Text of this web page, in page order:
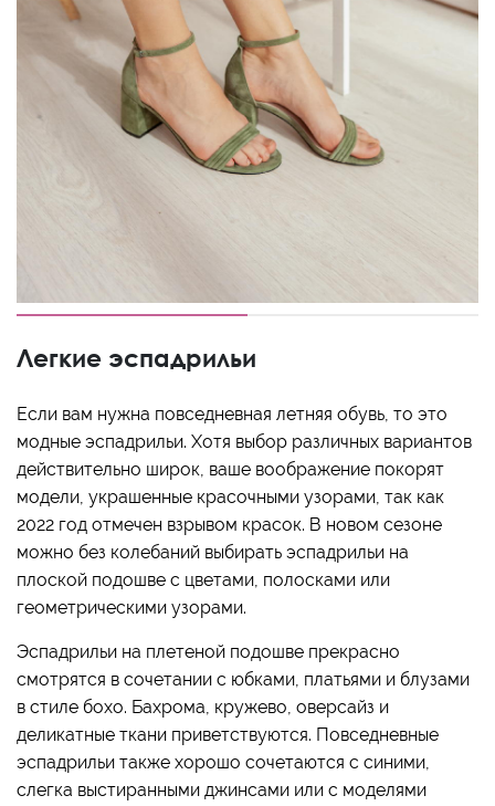
Легкие эспадрильи
Если вам нужна повседневная летняя обувь, то это
модные эспадрильи. Хотя выбор различных вариантов
действительно широк, ваше воображение покорят
модели, украшенные красочными узорами, так как
2022 год отмечен взрывом красок. В новом сезоне
можно без колебаний выбирать эспадрильи на
плоской подошве с цветами, полосками или
геометрическими узорами.
Эспадрильи на плетеной подошве прекрасно
смотрятся в сочетании с юбками, платьями и блузами
в стиле бохо. Бахрома, кружево, оверсайз и
деликатные ткани приветствуются. Повседневные
эспадрильи также хорошо сочетаются с синими,
слегка выстиранными джинсами или с моделями